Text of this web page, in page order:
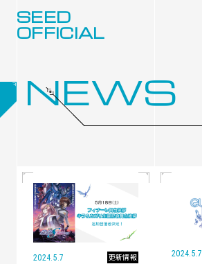
SEED
OFFICIAL
NEWS
2024.5.7 更新情報 2024.5.7